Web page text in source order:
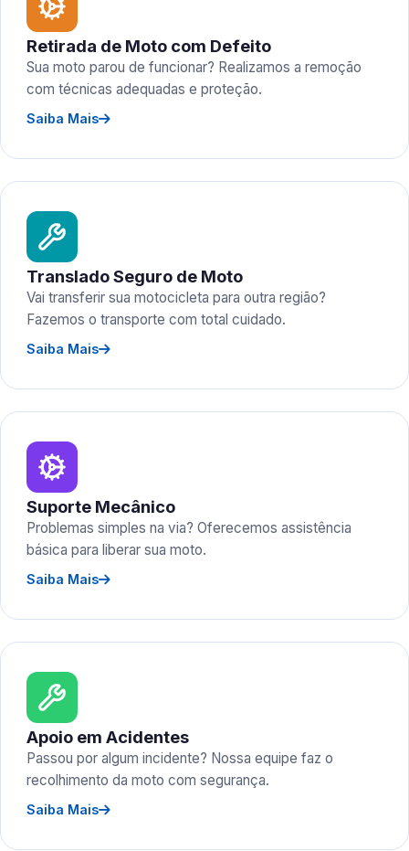
Retirada de Moto com Defeito
Sua moto parou de funcionar? Realizamos a remoção
com técnicas adequadas e proteção.
Saiba Mais
Translado Seguro de Moto
Vai transferir sua motocicleta para outra região?
Fazemos o transporte com total cuidado.
Saiba Mais
Suporte Mecânico
Problemas simples na via? Oferecemos assistência
básica para liberar sua moto.
Saiba Mais
Apoio em Acidentes
Passou por algum incidente? Nossa equipe faz o
recolhimento da moto com segurança.
Saiba Mais